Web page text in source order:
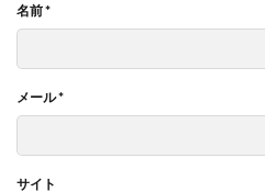
名前*
メール*
サイト